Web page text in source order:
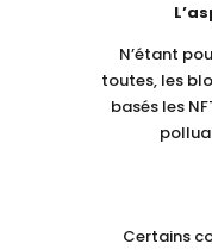
N’étant
toutes, les
basés les
Certains